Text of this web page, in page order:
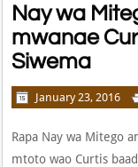
Nay wa
mwanae
Siwema
January 23, 2016
Rapa Nay wa Mitego
mtoto wao Curtis